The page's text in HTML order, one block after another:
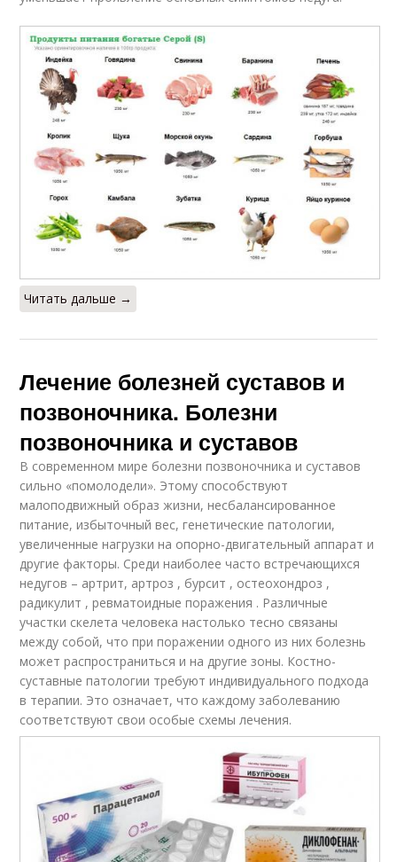
Читать дальше →
Лечение болезней суставов и
позвоночника. Болезни
позвоночника и суставов
В современном мире болезни позвоночника и суставов
сильно «помолодели». Этому способствуют
малоподвижный образ жизни, несбалансированное
питание, избыточный вес, генетические патологии,
увеличенные нагрузки на опорно-двигательный аппарат и
другие факторы. Среди наиболее часто встречающихся
недугов – артрит, артроз , бурсит , остеохондроз ,
радикулит , ревматоидные поражения . Различные
участки скелета человека настолько тесно связаны
между собой, что при поражении одного из них болезнь
может распространиться и на другие зоны. Костно-
суставные патологии требуют индивидуального подхода
в терапии. Это означает, что каждому заболеванию
соответствуют свои особые схемы лечения.